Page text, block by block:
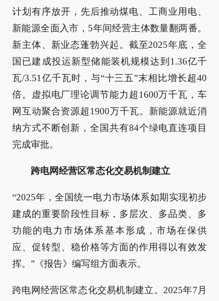
计划有序放开，先后推动煤电、工商业用电、
新能源全面入市，5年间经营主体数量翻两番。
新主体、新业态蓬勃兴起。截至2025年底，全
国已建成投运新型储能装机规模达到1.36亿千
瓦/3.51亿千瓦时，与“十三五”末相比增长超40
倍。虚拟电厂理论调节能力超1600万千瓦，车
网互动聚合资源超1900万千瓦。新能源就近消
纳方式不断创新，全国共有84个绿电直连项目
完成审批。
跨电网经营区常态化交易机制建立
“2025年，全国统一电力市场体系如期实现初步
建成的重要阶段性目标，多层次、多品类、多
功能的电力市场体系基本形成，市场在保供
应、促转型、稳价格等方面的作用得以有效发
挥。”《报告》编写组方面表示。
跨电网经营区常态化交易机制建立。2025年7月